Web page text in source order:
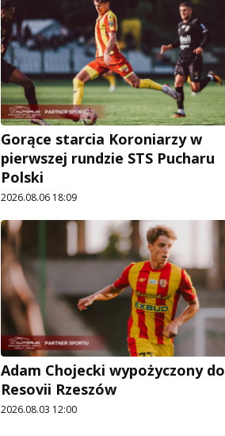
Gorące starcia Koroniarzy w
pierwszej rundzie STS Pucharu
Polski
2026.08.06 18:09
Adam Chojecki wypożyczony do
Resovii Rzeszów
2026.08.03 12:00